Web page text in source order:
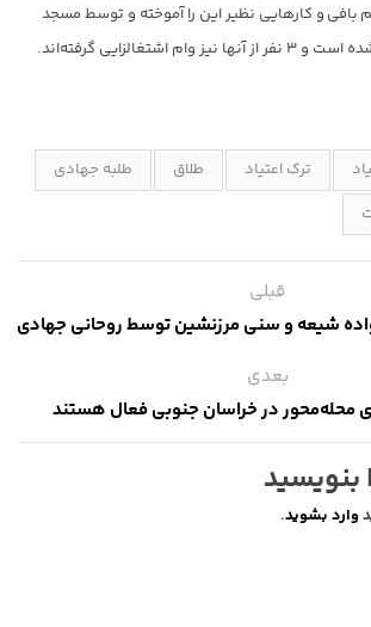
بافی و کارهایی نظیر این را آموخته و توسط مسجد
اشتغالزایی گرفته‌اند.
ترک اعتیاد طلاق
طلبه جهادی
قبلی
بعدی
بنویسید
وارد بشوید.